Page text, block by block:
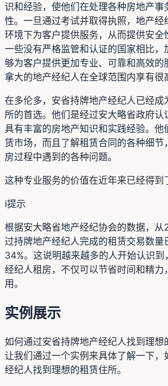
识和经验，使他们在处理各种房地产事
性。一旦通过考试并取得执照，地产经
环境下为客户提供服务，从而提供安全
一些没有严格监管和认证的国家相比，
够为客户提供更加专业、可靠和高效的
拿大的地产经纪人在全球范围内享有很
在多伦多，安省持牌地产经纪人已经成
所的首选。他们是经过安大略省政府认
具有丰富的房地产知识和实践经验。他
赁市场，而且了解租赁合同的各种细节
房过程中遇到的各种问题。
这种专业服务的价值在近年来已经得到
ℹ️提示
根据安大略省地产经纪协会的数据，
过持牌地产经纪人完成的租赁交易数量
34%。这说明越来越多的人开始认识到
经纪人租房，不仅可以节省时间和精力
用。
实例展示
如何通过安省持牌地产经纪人找到理想
让我们通过一个实例来具体了解一下，
经纪人找到理想的租赁住所。